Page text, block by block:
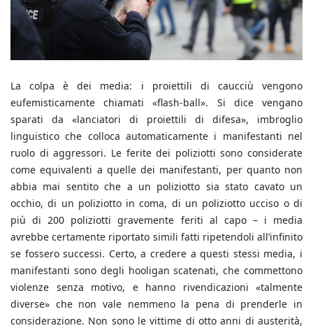
La colpa è dei media: i proiettili di caucciù vengono
eufemisticamente chiamati «flash-ball». Si dice vengano
sparati da «lanciatori di proiettili di difesa», imbroglio
linguistico che colloca automaticamente i manifestanti nel
ruolo di aggressori. Le ferite dei poliziotti sono considerate
come equivalenti a quelle dei manifestanti, per quanto non
abbia mai sentito che a un poliziotto sia stato cavato un
occhio, di un poliziotto in coma, di un poliziotto ucciso o di
più di 200 poliziotti gravemente feriti al capo – i media
avrebbe certamente riportato simili fatti ripetendoli all’infinito
se fossero successi. Certo, a credere a questi stessi media, i
manifestanti sono degli hooligan scatenati, che commettono
violenze senza motivo, e hanno rivendicazioni «talmente
diverse» che non vale nemmeno la pena di prenderle in
considerazione. Non sono le vittime di otto anni di austerità,